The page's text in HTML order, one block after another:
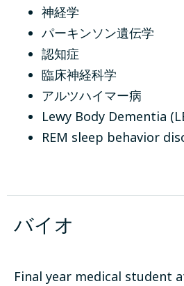
神経学
パーキンソン遺伝学
認知症
臨床神経科学
アルツハイマー病
Lewy Body Dementia
REM sleep behavior
バイオ
Final year medical student